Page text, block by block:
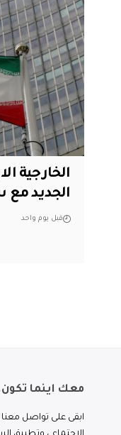
الخارجية
الجديد
قبل يوم واحد
معك اينما
ابقى على تواصل